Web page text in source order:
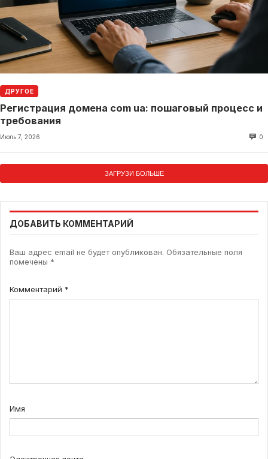
ДРУГОЕ
Регистрация домена com ua: пошаговый процесс и
требования
Июль 7, 2026 0
ЗАГРУЗИ БОЛЬШЕ
ДОБАВИТЬ КОММЕНТАРИЙ
Ваш адрес email не будет опубликован. Обязательные поля
помечены *
Комментарий *
Имя